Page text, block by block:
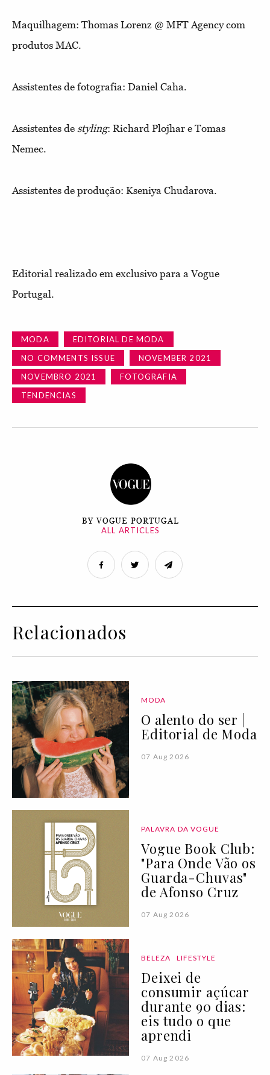
Maquilhagem: Thomas Lorenz @ MFT Agency com
produtos MAC.
Assistentes de fotografia: Daniel Caha.
Assistentes de styling: Richard Plojhar e Tomas
Nemec.
Assistentes de produção: Kseniya Chudarova.
Editorial realizado em exclusivo para a Vogue
Portugal.
MODA
EDITORIAL DE MODA
NO COMMENTS ISSUE
NOVEMBER 2021
NOVEMBRO 2021
FOTOGRAFIA
TENDENCIAS
BY VOGUE PORTUGAL
ALL ARTICLES
Relacionados
MODA
O alento do ser |
Editorial de Moda
07 Aug 2026
PALAVRA DA VOGUE
Vogue Book Club:
"Para Onde Vão os
Guarda-Chuvas"
de Afonso Cruz
07 Aug 2026
BELEZA LIFESTYLE
Deixei de
consumir açúcar
durante 90 dias:
eis tudo o que
aprendi
07 Aug 2026